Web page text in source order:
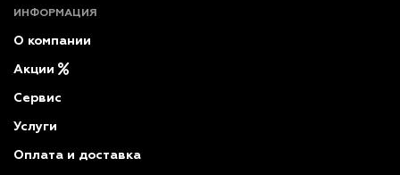
ИНФОРМАЦИЯ
О компании
Акции
Сервис
Услуги
Оплата и доставка